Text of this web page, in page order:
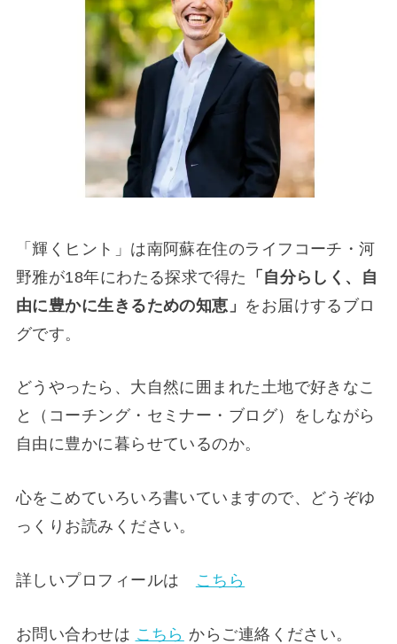
「輝くヒント」は南阿蘇在住のライフコーチ・河
野雅が18年にわたる探求で得た
「自分らしく、自
由に豊かに生きるための知恵」 をお届けするブロ
グです。
どうやったら、大自然に囲まれた土地で好きなこ
と（コーチング・セミナー・ブログ）をしながら
自由に豊かに暮らせているのか。
心をこめていろいろ書いていますので、どうぞゆ
っくりお読みください。
詳しいプロフィールは こちら
お問い合わせは こちら からご連絡ください。